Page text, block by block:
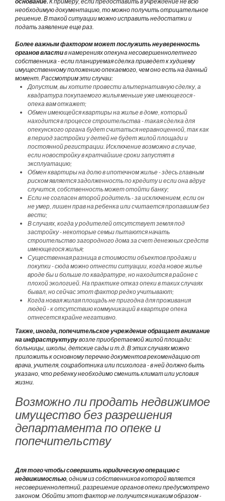
необходимую документацию, то можно получить отрицательное
решение. В такой ситуации можно исправить недостатки и
подать заявление еще раз.
Более важным фактором может послужить неуверенность
органов властив намерениях опекуна несовершеннолетнего
собственника - если планируемая сделка приведет к худшему
имущественному положению опекаемого, чем оно есть на данный
момент. Рассмотрим эти случаи:
Допустим, вы хотите провести альтернативную сделку, а
квадратура покупаемого жилья меньше уже имеющегося -
опека вам откажет;
Обмен имеющейся квартиры на жилье в доме, который
находится в процессе строительства - такая сделка для
опекунского органа будет считаться неравноценной, так как
в период застройки у детей не будет жилой площади и
постоянной регистрации. Исключение возможно в случае,
если новостройку в кратчайшие сроки запустят в
эксплуатацию;
Обмен квартиры на долю в ипотечном жилье - здесь главным
риском является задолженность по кредиту и если она вдруг
случится, собственность может отойти банку;
Если не согласен второй родитель - за исключением, если он
не умер, лишен прав на ребенка или считается пропавшим без
вести;
В случаях, когда у родителей отсутствует земля под
застройку - некоторые семьи пытаются начать
строительство загородного дома за счет денежных средств
имеющегося жилья;
Существенная разница в стоимости объектов продажи и
покупки - сюда можно отнести ситуации, когда новое жилье
вроде бы и больше по квадратуре, но находится в районе с
плохой экологией. На практике отказ опеки в таких случаях
бывал, но сейчас этот фактор редко учитывают;
Когда новая жилая площадь не пригодна для проживания
людей - к отсутствию коммуникаций в квартире опека
отнесется крайне негативно.
Также, иногда, попечительское учреждение обращает внимание
на инфраструктурувозле приобретаемой жилой площади:
больницы, школы, детские сады и т.д. В этих случаях можно
приложить к основному перечню документов рекомендацию от
врача, учителя, соцработника или психолога - в ней должно быть
указано, что ребенку необходимо сменить климат или условия
жизни.
Возможно ли продать недвижимое
имущество без разрешения
департамента по опеке и
попечительству
Для того чтобы совершить юридическую операцию с
недвижимостью , одним из собственников которой является
несовершеннолетний, разрешение органов опеки предусмотрено
законом. Обойти этот фактор не получится никаким образом -